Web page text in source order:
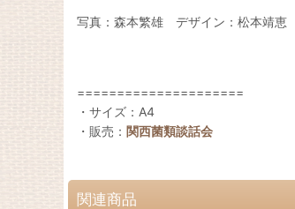
写真：森本繁雄 デザイン：松本靖恵
=====================
・サイズ：A4
・販売： 関西菌類談話会
関連商品